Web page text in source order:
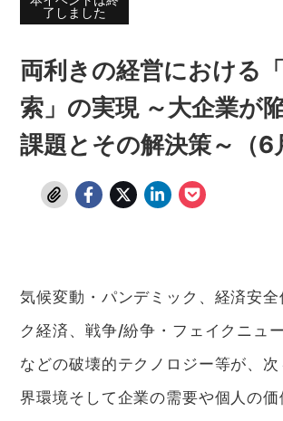
了しました
両利きの経営における
索」の実現 ～大企業が
課題とその解決策～（6
気候変動・パンデミック、経済安全
ク経済、戦争/紛争・フェイクニュ
などの破壊的テクノロジー等が、
界環境そして企業の需要や個人の価